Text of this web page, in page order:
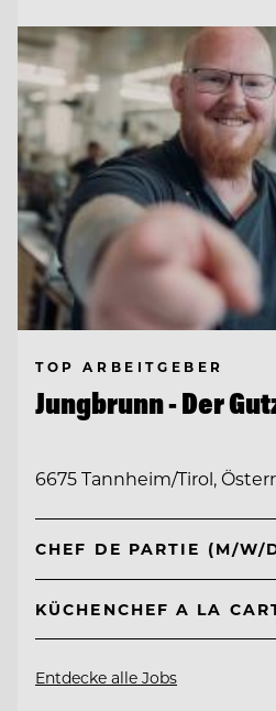
TOP ARBEITGEBER
Jungbrunn - Der
6675 Tannheim/Tirol,
CHEF DE PARTIE (M/W/
KÜCHENCHEF A LA
Entdecke alle Jobs